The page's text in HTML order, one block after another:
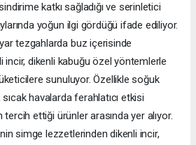
katkı sağladığı ve serinletici
yoğun ilgi gördüğü ifade ediliyor.
tezgahlarda buz içerisinde
incir, dikenli kabuğu özel yöntemlerle
sunuluyor. Özellikle soğuk
havalarda ferahlatıcı etkisi
tercih ettiği ürünler arasında yer alıyor.
simge lezzetlerinden dikenli incir,